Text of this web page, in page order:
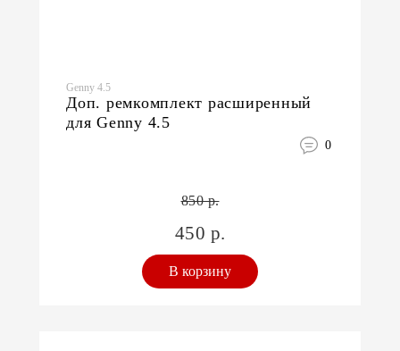
Genny 4.5
Доп. ремкомплект расширенный
для Genny 4.5
0
850 р.
450 р.
В корзину